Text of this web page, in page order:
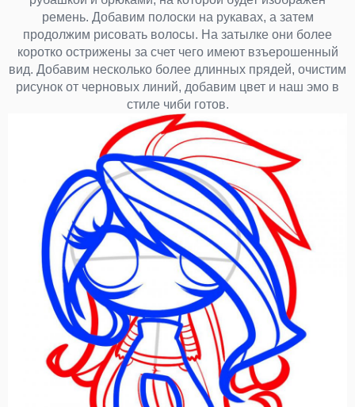
ремень. Добавим полоски на рукавах, а затем
продолжим рисовать волосы. На затылке они более
коротко острижены за счет чего имеют взъерошенный
вид. Добавим несколько более длинных прядей, очистим
рисунок от черновых линий, добавим цвет и наш эмо в
стиле чиби готов.